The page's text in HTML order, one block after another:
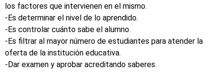
los factores que intervienen en el mismo.
-Es determinar el nivel de lo aprendido.
-Es controlar cuánto sabe el alumno.
-Es filtrar al mayor número de estudiantes para atender la
oferta de la institución educativa.
-Dar examen y aprobar acreditando saberes.